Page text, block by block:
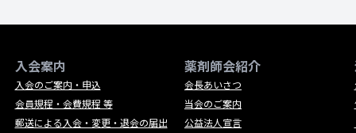
入会案内
入会のご案内・申込
会員規程・会費規程 等
郵送による入会・変更・退会の届出
薬剤師会紹介
会長あいさつ
当会のご案内
公益法人宣言